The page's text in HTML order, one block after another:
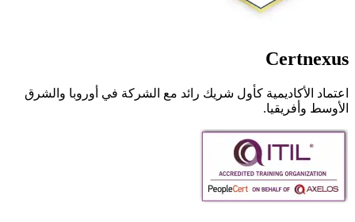
Certnexus
اعتماد الأكاديمية كأول شريك رائد مع الشركة في أوروبا والشرق
الأوسط وأفريقيا.